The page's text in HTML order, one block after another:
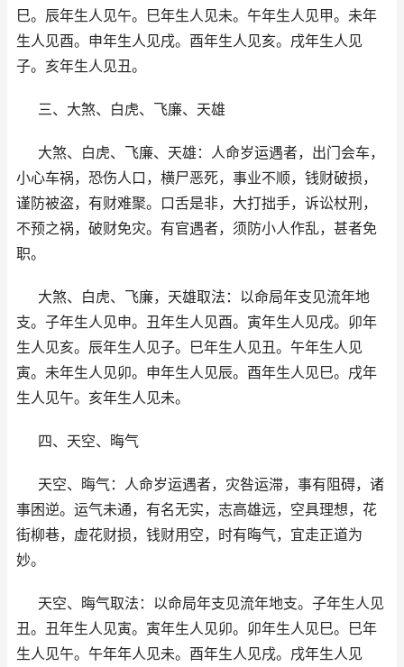
巳。辰年生人见午。巳年生人见未。午年生人见甲。未年
生人见酉。申年生人见戌。酉年生人见亥。戌年生人见
子。亥年生人见丑。
三、大煞、白虎、飞廉、天雄
大煞、白虎、飞廉、天雄：人命岁运遇者，出门会车，
小心车祸，恐伤人口，横尸恶死，事业不顺，钱财破损，
谨防被盗，有财难聚。口舌是非，大打拙手，诉讼杖刑，
不预之祸，破财免灾。有官遇者，须防小人作乱，甚者免
职。
大煞、白虎、飞廉，天雄取法：以命局年支见流年地
支。子年生人见申。丑年生人见酉。寅年生人见戌。卯年
生人见亥。辰年生人见子。巳年生人见丑。午年生人见
寅。未年生人见卯。申年生人见辰。酉年生人见巳。戌年
生人见午。亥年生人见未。
四、天空、晦气
天空、晦气：人命岁运遇者，灾咎运滞，事有阻碍，诸
事困逆。运气未通，有名无实，志高雄远，空具理想，花
街柳巷，虚花财损，钱财用空，时有晦气，宜走正道为
妙。
天空、晦气取法：以命局年支见流年地支。子年生人见
丑。丑年生人见寅。寅年生人见卯。卯年生人见巳。巳年
生人见午。午年年人见未。酉年生人见戌。戌年生人见